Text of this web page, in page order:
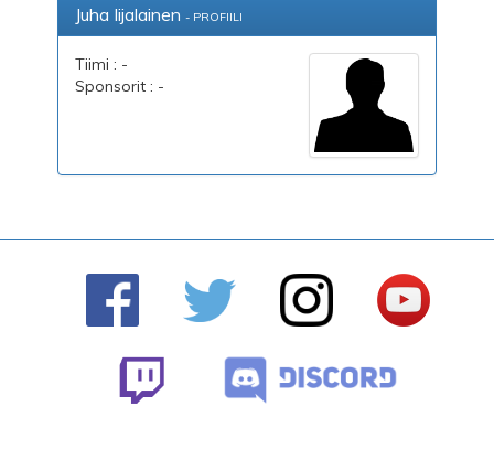
Juha Iijalainen - PROFIILI
Tiimi : -
Sponsorit : -